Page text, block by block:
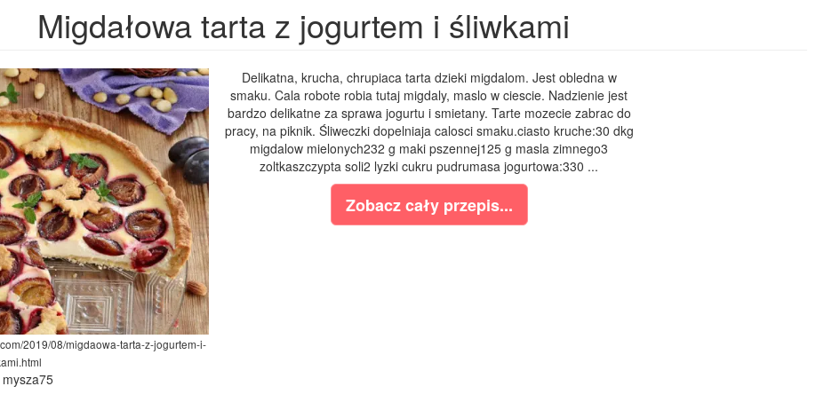
Migdałowa tarta z jogurtem i śliwkami
2019/08/migdaowa-tarta-z-jogurtem-i-
Delikatna, krucha, chrupiaca tarta dzieki migdalom. Jest obledna w
smaku. Cala robote robia tutaj migdaly, maslo w ciescie. Nadzienie jest
bardzo delikatne za sprawa jogurtu i smietany. Tarte mozecie zabrac do
pracy, na piknik. Śliweczki dopelniaja calosci smaku.ciasto kruche:30 dkg
migdalow mielonych232 g maki pszennej125 g masla zimnego3
zoltkaszczypta soli2 lyzki cukru pudrumasa jogurtowa:330 ...
Zobacz cały przepis...